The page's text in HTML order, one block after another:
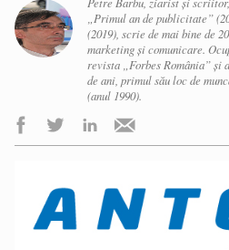
„Primul an de publicitate”
(2019), scrie de mai bine de
marketing și comunicare.
revista „Forbes România” și
de ani, primul său loc de
(anul 1990).